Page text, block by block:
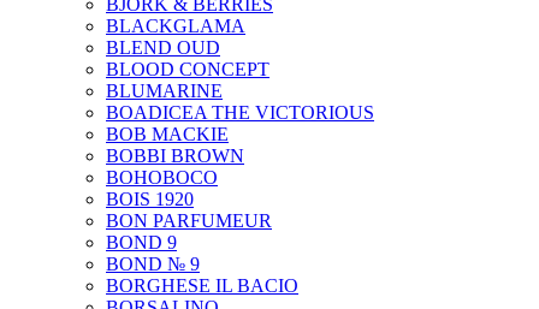
BJORK & BERRIES
BLACKGLAMA
BLEND OUD
BLOOD CONCEPT
BLUMARINE
BOADICEA THE VICTORIOUS
BOB MACKIE
BOBBI BROWN
BOHOBOCO
BOIS 1920
BON PARFUMEUR
BOND 9
BOND № 9
BORGHESE IL BACIO